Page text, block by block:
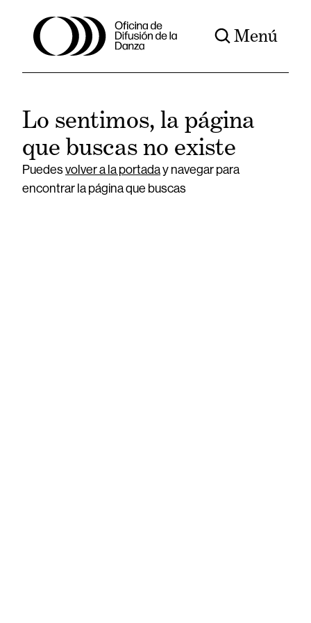
Menú
Lo sentimos, la página
que buscas no existe
Puedesvolver a la portaday navegar para
encontrar la página que buscas